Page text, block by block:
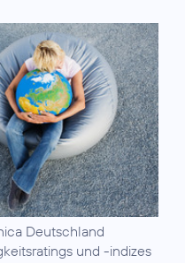
Deutschland
und -indizes